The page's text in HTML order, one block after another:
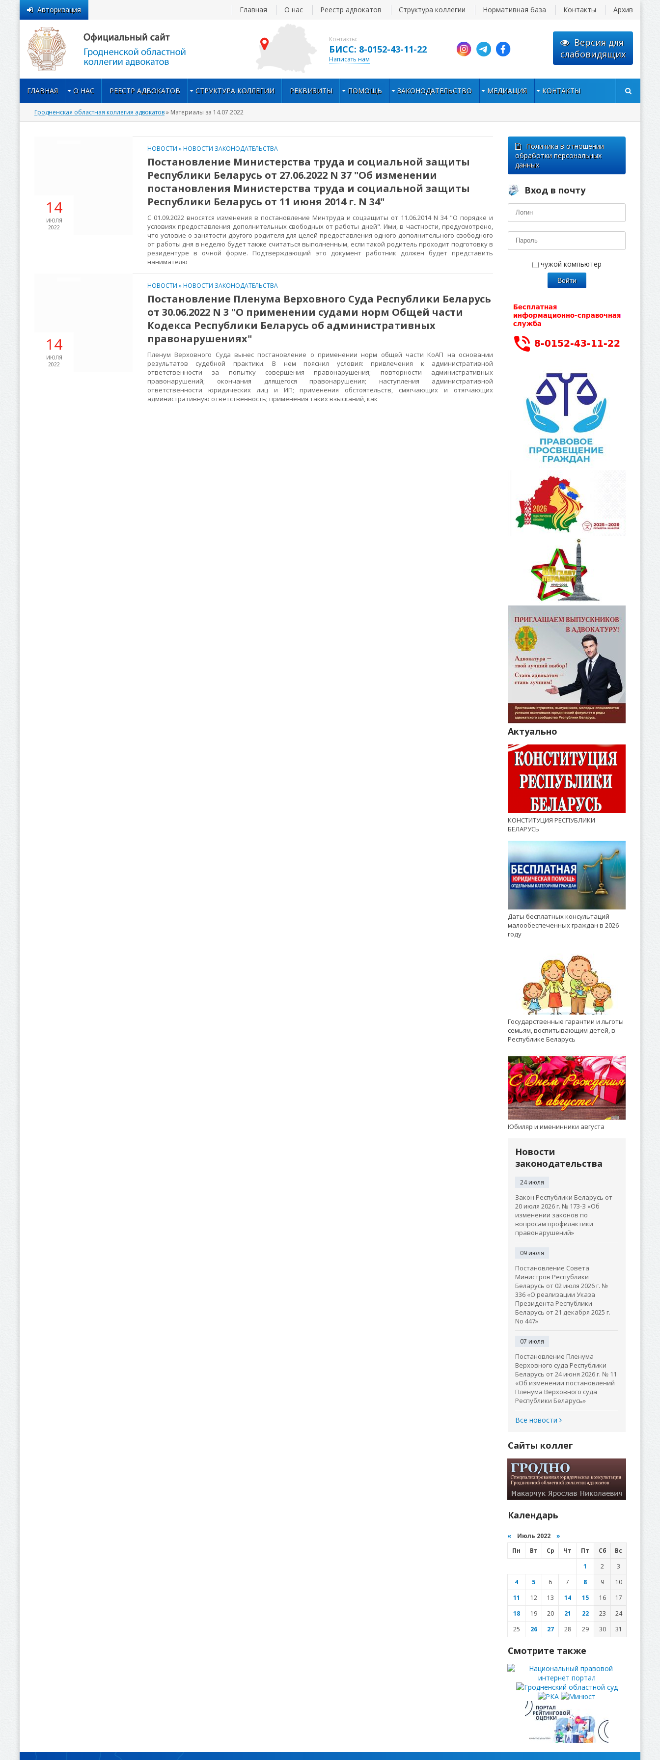
Контакты:
БИСС: 8-0152-43-11-22
Написать нам
Версия для
слабовидящих
Авторизация Главная О нас Реестр адвокатов Структура коллегии Нормативная база Контакты Архив
ГЛАВНАЯ О НАС РЕЕСТР АДВОКАТОВ СТРУКТУРА КОЛЛЕГИИ РЕКВИЗИТЫ ПОМОЩЬ ЗАКОНОДАТЕЛЬСТВО МЕДИАЦИЯ КОНТАКТЫ
Гродненская областная коллегия адвокатов» Материалы за 14.07.2022
14
ИЮЛЯ
2022
НОВОСТИ »НОВОСТИ ЗАКОНОДАТЕЛЬСТВА
Постановление Министерства труда и социальной защиты
Республики Беларусь от 27.06.2022 N 37 "Об изменении
постановления Министерства труда и социальной защиты
Республики Беларусь от 11 июня 2014 г. N 34"
С 01.09.2022 вносятся изменения в постановление Минтруда и соцзащиты от 11.06.2014 N 34 "О порядке и
условиях предоставления дополнительных свободных от работы дней". Ими, в частности, предусмотрено,
что условие о занятости другого родителя для целей предоставления одного дополнительного свободного
от работы дня в неделю будет также считаться выполненным, если такой родитель проходит подготовку в
резидентуре в очной форме. Подтверждающий это документ работник должен будет представить
нанимателю
14
ИЮЛЯ
2022
НОВОСТИ »НОВОСТИ ЗАКОНОДАТЕЛЬСТВА
Постановление Пленума Верховного Суда Республики Беларусь
от 30.06.2022 N 3 "О применении судами норм Общей части
Кодекса Республики Беларусь об административных
правонарушениях"
Пленум Верховного Суда вынес постановление о применении норм общей части КоАП на основании
результатов судебной практики. В нем пояснил условия: привлечения к административной
ответственности за попытку совершения правонарушения; повторности административных
правонарушений; окончания длящегося правонарушения; наступления административной
ответственности юридических лиц и ИП; применения обстоятельств, смягчающих и отягчающих
административную ответственность; применения таких взысканий, как
Политика в отношении
обработки персональных
данных
Вход в почту
чужой компьютер
Актуально
КОНСТИТУЦИЯ РЕСПУБЛИКИ
БЕЛАРУСЬ
Даты бесплатных консультаций
малообеспеченных граждан в 2026
году
Государственные гарантии и льготы
семьям, воспитывающим детей, в
Республике Беларусь
Юбиляр и именинники августа
Новости
законодательства
24 июля
Закон Республики Беларусь от
20 июля 2026 г. № 173-З «Об
изменении законов по
вопросам профилактики
правонарушений»
09 июля
Постановление Совета
Министров Республики
Беларусь от 02 июля 2026 г. №
336 «О реализации Указа
Президента Республики
Беларусь от 21 декабря 2025 г.
No 447»
07 июля
Постановление Пленума
Верховного суда Республики
Беларусь от 24 июня 2026 г. № 11
«Об изменении постановлений
Пленума Верховного суда
Республики Беларусь»
Все новости
Сайты коллег
Календарь
« Июль 2022 »
Пн
Вт Ср Чт Пт Сб
Вс
1
2
3
4
5 6 7 8 9
10
11
12 13 14 15 16
17
18
19 20 21 22 23
24
25
26 27 28 29 30 31
Смотрите также